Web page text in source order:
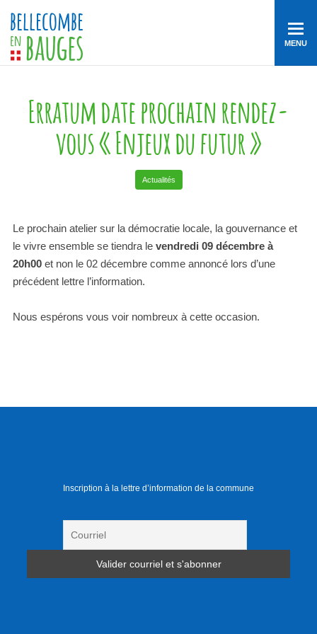
MENU
Erratum date prochain rendez-
vous « Enjeux du futur »
Actualités
Le prochain atelier sur la démocratie locale, la gouvernance et
le vivre ensemble se tiendra le vendredi 09 décembre à
20h00et non le 02 décembre comme annoncé lors d’une
précédent lettre l’information.
Nous espérons vous voir nombreux à cette occasion.
Inscription à la lettre d’information de la commune